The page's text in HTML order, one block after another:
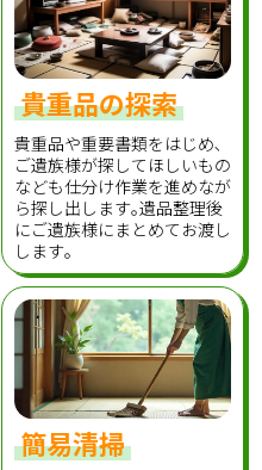
貴重品の探索
貴重品や重要書類をはじめ､
ご遺族様が探してほしいもの
なども仕分け作業を進めなが
ら探し出します｡遺品整理後
にご遺族様にまとめてお渡し
します｡
簡易清掃